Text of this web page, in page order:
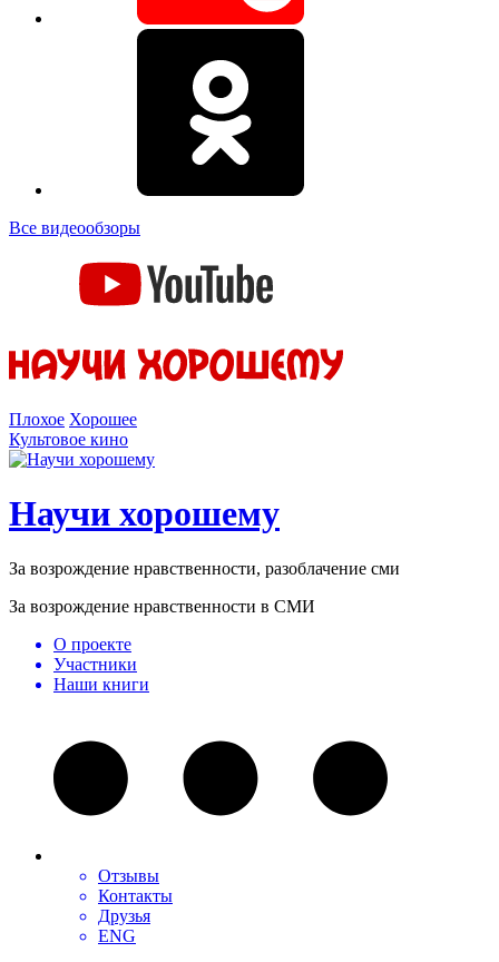
Все видеообзоры
Плохое Хорошее
Культовое кино
Научи хорошему
За возрождение нравственности, разоблачение сми
За возрождение нравственности в СМИ
О проекте
Участники
Наши книги
Отзывы
Контакты
Друзья
ENG